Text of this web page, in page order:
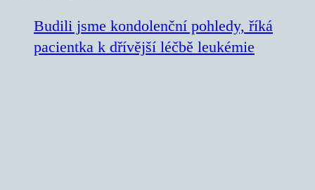
Budili jsme kondolenční pohledy, říká
pacientka k dřívější léčbě leukémie